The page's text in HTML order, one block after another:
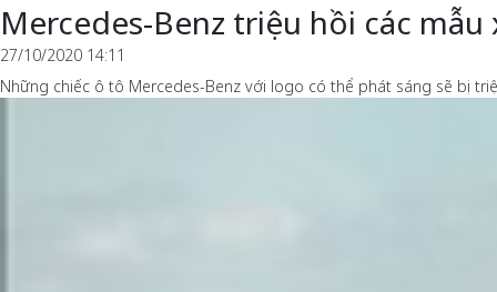
Mercedes-Benz triệu hồi các
27/10/2020 14:11
Những chiếc ô tô Mercedes-Benz với logo có thể phát sáng sẽ bị